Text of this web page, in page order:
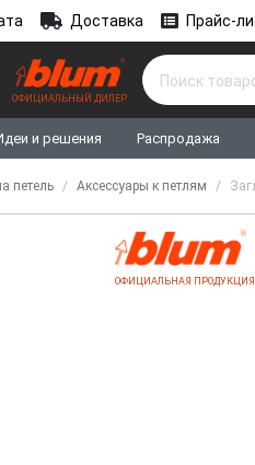
Доставка Прайс-
ОФИЦИАЛЬНЫЙ ДИЛЕР
и решения Распродажа
петель Аксессуары к петлям
ОФИЦИАЛЬНАЯ ПРОДУКЦИЯ